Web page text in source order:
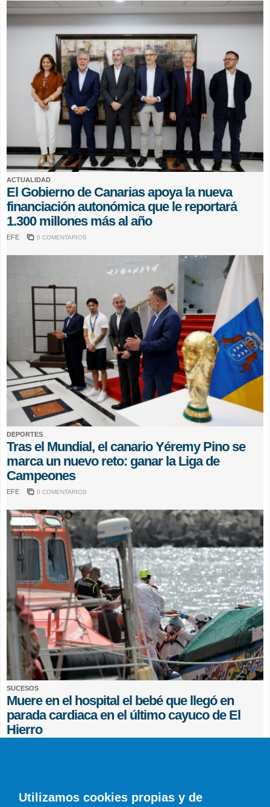
ACTUALIDAD
El Gobierno de Canarias apoya la nueva
financiación autonómica que le reportará
1.300 millones más al año
EFE 0 COMENTARIOS
DEPORTES
Tras el Mundial, el canario Yéremy Pino se
marca un nuevo reto: ganar la Liga de
Campeones
EFE 0 COMENTARIOS
SUCESOS
Muere en el hospital el bebé que llegó en
parada cardiaca en el último cayuco de El
Hierro
Utilizamos cookies propias y de